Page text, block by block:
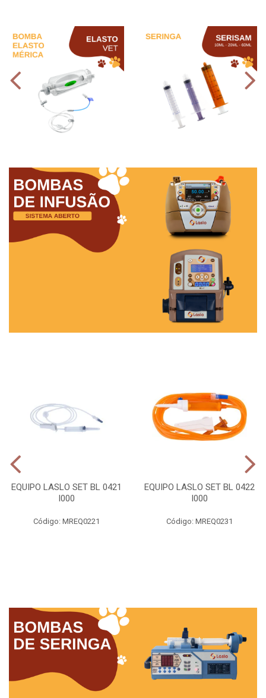
EQUIPO LASLO SET BL 0421
I000
Código: MREQ0221
EQUIPO LASLO SET BL 0422
I000
Código: MREQ0231